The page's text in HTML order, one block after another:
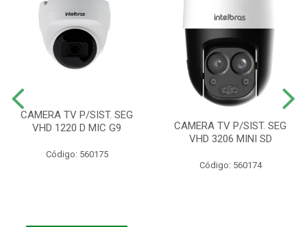
CAMERA TV P/SIST. SEG
VHD 1220 D MIC G9
Código: 560175
CAMERA TV P/SIST. SEG
VHD 3206 MINI SD
Código: 560174